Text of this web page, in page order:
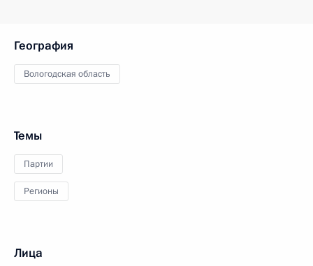
География
Вологодская область
Темы
Партии
Регионы
Лица